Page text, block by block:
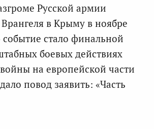
Русской армии
в Крыму в ноябре
событие стало финальной
боевых действиях
на европейской части
повод заявить: «Часть